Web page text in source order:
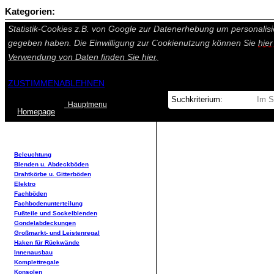
Auf dieser Seite werden technisch notwendige Cookies gesetzt.
Statistik-Cookies z.B. von Google zur Datenerhebung um
gegeben haben. Die Einwilligung zur Cookienutzung können Sie
Verwendung von Daten finden Sie hier.
ZUSTIMMENABLEHNEN
Homepage
Hauptmenu
Kategorien:
Beleuchtung
Blenden u. Abdeckböden
Drahtkörbe u. Gitterböden
Elektro
Fachböden
Fachbodenunterteilung
Fußteile und Sockelblenden
Gondelabdeckungen
Großmarkt- und Leistenregal
Haken für Rückwände
Innenausbau
Komplettregale
Konsolen